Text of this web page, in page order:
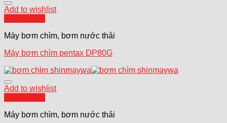
Add to wishlist
Máy bơm chìm, bơm nước thải
Máy bơm chìm pentax DP80G
Add to wishlist
Máy bơm chìm, bơm nước thải